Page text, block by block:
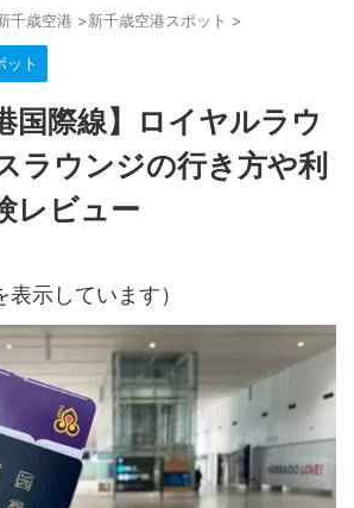
千歳空港 >新千歳空港スポット >
ット
国際線】ロイヤルラウ
ラウンジの行き方や利
レビュー
表示しています）